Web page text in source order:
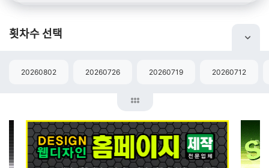
횟차수 선택
20260802 20260726 20260719 20260712